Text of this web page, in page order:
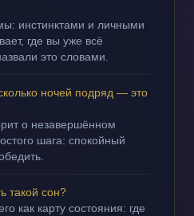
инстинктами и личными
где вы уже всё
это словами.
ночей подряд — это
о незавершённом
шага: спокойный
такой сон?
как карту состояния: где